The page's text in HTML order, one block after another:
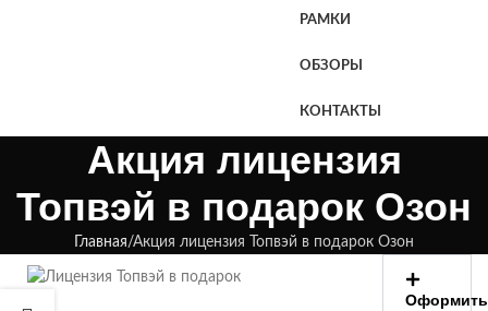
РАМКИ
ОБЗОРЫ
КОНТАКТЫ
Акция лицензия
Топвэй в подарок Озон
Главная Акция лицензия Топвэй в подарок Озон
Оформить